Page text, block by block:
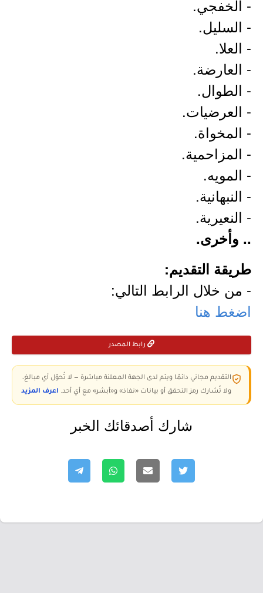
- الخفجي.
- السليل.
- العلا.
- العارضة.
- الطوال.
- العرضيات.
- المخواة.
- المزاحمية.
- المويه.
- النبهانية.
- النعيرية.
.. وأخرى.
طريقة التقديم:
- من خلال الرابط التالي:
اضغط هنا
رابط المصدر
التقديم مجاني دائمًا ويتم لدى الجهة المعلنة مباشرة — لا تُحوّل أي مبالغ،
ولا تُشارك رمز التحقق أو بيانات «نفاذ» و«أبشر» مع أي أحد. اعرف المزيد
شارك أصدقائك الخبر